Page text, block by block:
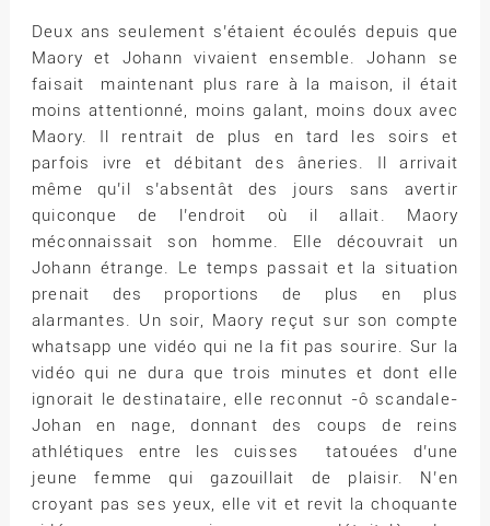
Deux ans seulement s’étaient écoulés depuis que
Maory et Johann vivaient ensemble. Johann se
faisait maintenant plus rare à la maison, il était
moins attentionné, moins galant, moins doux avec
Maory. Il rentrait de plus en tard les soirs et
parfois ivre et débitant des âneries. Il arrivait
même qu’il s’absentât des jours sans avertir
quiconque de l’endroit où il allait. Maory
méconnaissait son homme. Elle découvrait un
Johann étrange. Le temps passait et la situation
prenait des proportions de plus en plus
alarmantes. Un soir, Maory reçut sur son compte
whatsapp une vidéo qui ne la fit pas sourire. Sur la
vidéo qui ne dura que trois minutes et dont elle
ignorait le destinataire, elle reconnut -ô scandale-
Johan en nage, donnant des coups de reins
athlétiques entre les cuisses tatouées d’une
jeune femme qui gazouillait de plaisir. N’en
croyant pas ses yeux, elle vit et revit la choquante